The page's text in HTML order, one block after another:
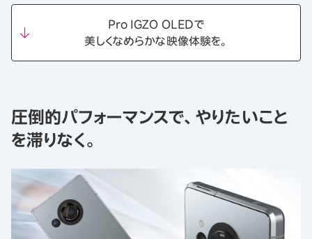
Pro IGZO OLEDで
美しくなめらかな映像体験を。
圧倒的パフォーマンスで、やりたいこと
を滞りなく。